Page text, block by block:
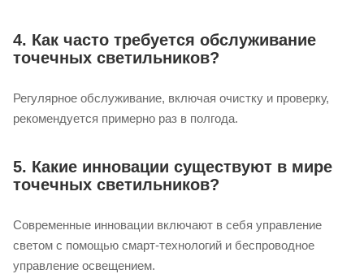
4. Как часто требуется обслуживание
точечных светильников?
Регулярное обслуживание, включая очистку и проверку,
рекомендуется примерно раз в полгода.
5. Какие инновации существуют в мире
точечных светильников?
Современные инновации включают в себя управление
светом с помощью смарт-технологий и беспроводное
управление освещением.